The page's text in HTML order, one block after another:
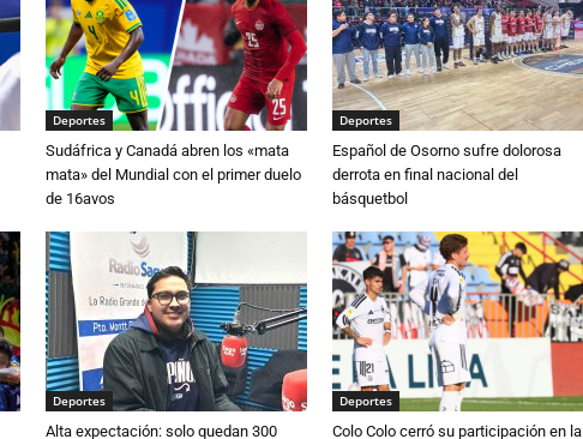
Deportes
Sudáfrica y Canadá abren los «mata
mata» del Mundial con el primer duelo
de 16avos
Deportes
Español de Osorno sufre dolorosa
derrota en final nacional del
básquetbol
Deportes
Alta expectación: solo quedan 300
Deportes
Colo Colo cerró su participación en la